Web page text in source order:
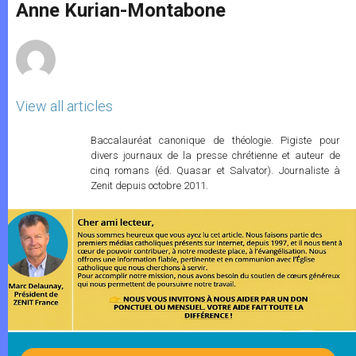
p
p
g
e
o
k
r
Anne Kurian-Montabone
View all articles
Baccalauréat canonique de théologie. Pigiste pour
divers journaux de la presse chrétienne et auteur de
cinq romans (éd. Quasar et Salvator). Journaliste à
Zenit depuis octobre 2011.